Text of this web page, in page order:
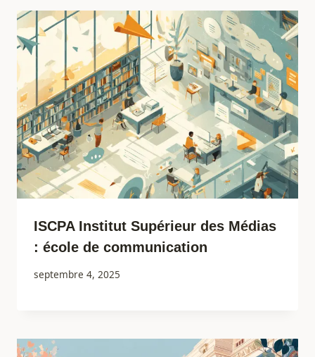
ISCPA Institut Supérieur des Médias
: école de communication
septembre 4, 2025